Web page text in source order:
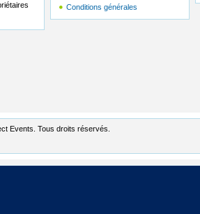
Conditions générales
Events. Tous droits réservés.